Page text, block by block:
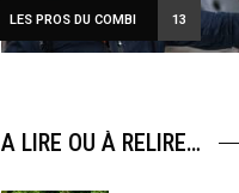
LES PROS DU COMBI 13
A LIRE OU À RELIRE…